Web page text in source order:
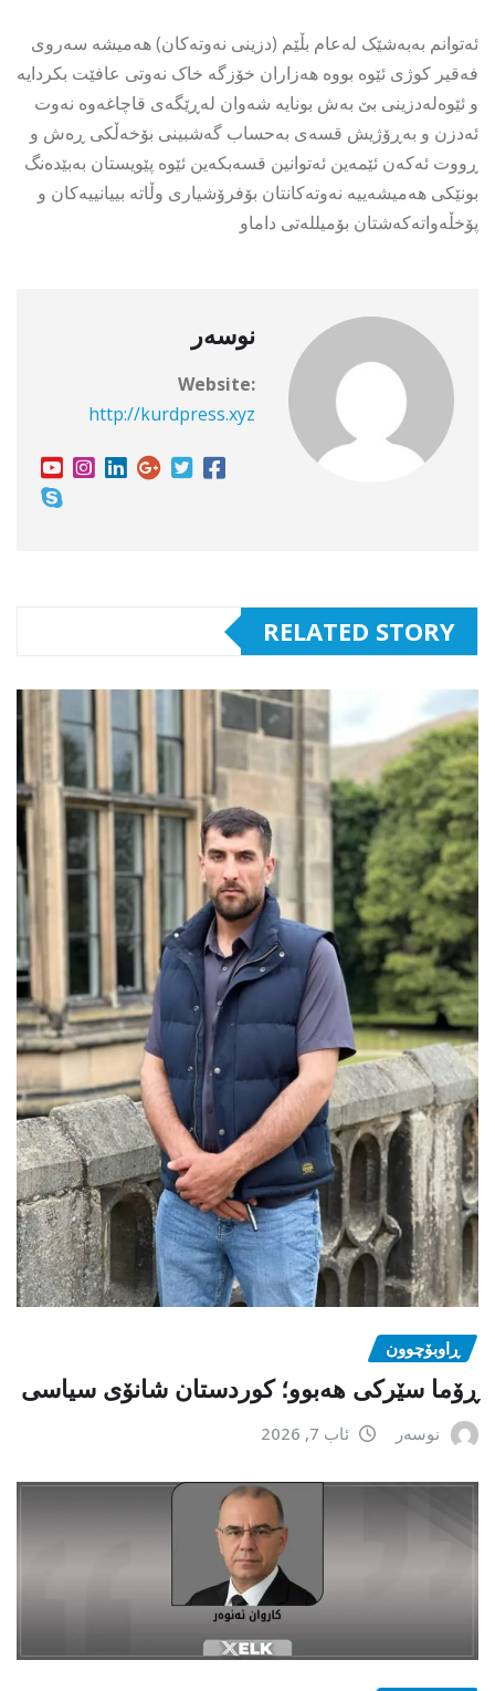
ئەتوانم بەبەشێک لەعام بڵێم (دزینی نەوتەکان) هەمیشە سەروی
فەقیر کوژی ئێوە بووە هەزاران خۆزگە خاک نەوتی عافێت بکردایە
و ئێوەلەدزینی بێ بەش بونایە شەوان لەڕێگەی قاچاغەوە نەوت
ئەدزن و بەڕۆژیش قسەی بەحساب گەشبینی بۆخەڵکی ڕەش و
ڕووت ئەکەن ئێمەین ئەتوانین قسەبکەین ئێوە پێویستان بەبێدەنگ
بونێکی هەمیشەییە نەوتەکانتان بۆفرۆشیاری وڵاتە بییانییەکان و
پۆخڵەواتەکەشتان بۆمیللەتی داماو
نوسەر
Website:
http://kurdpress.xyz
RELATED STORY
ڕاوبۆچوون
ڕۆما سێرکی هەبوو؛ کوردستان شانۆی سیاسی
نوسەر ئاب 7, 2026